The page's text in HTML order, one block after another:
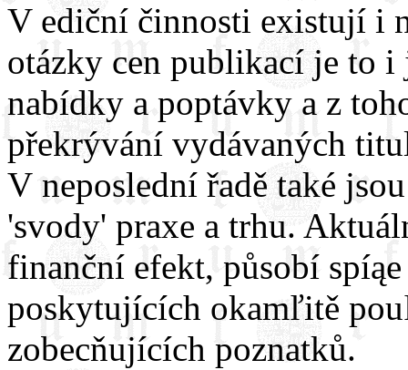
V ediční činnosti existují i
otázky cen publikací je to
nabídky a poptávky a z
překrývání vydávaných
V neposlední řadě také
'svody' praxe a trhu.
finanční efekt, působí
poskytujících okamľitě
zobecňujících poznatků.